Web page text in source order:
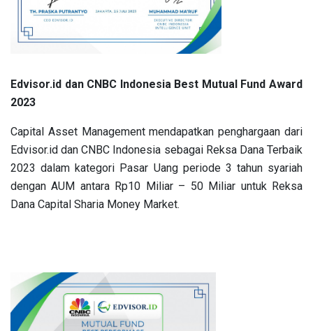
Edvisor.id dan CNBC Indonesia Best Mutual Fund Award
2023
Capital Asset Management mendapatkan penghargaan dari
Edvisor.id dan CNBC Indonesia sebagai Reksa Dana Terbaik
2023 dalam kategori Pasar Uang periode 3 tahun syariah
dengan AUM antara Rp10 Miliar – 50 Miliar untuk Reksa
Dana Capital Sharia Money Market.